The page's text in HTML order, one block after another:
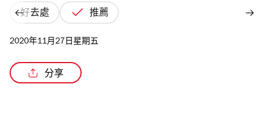
好去處 推薦
2020年11月27日星期五
分享